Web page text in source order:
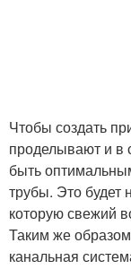
Чтобы создать
проделывают и в
быть
трубы. Это будет
которую свежий
Таким же
канальная